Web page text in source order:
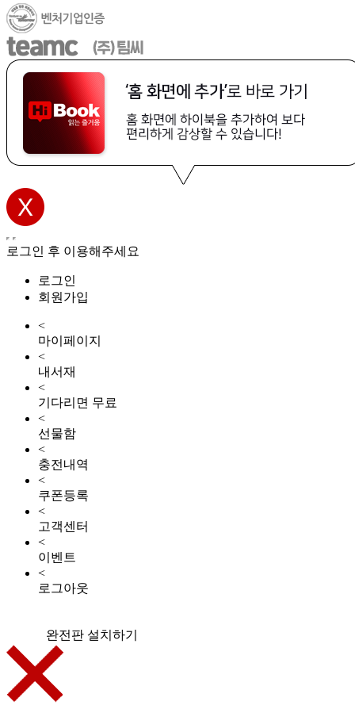
로그인 후 이용해주세요
로그인
회원가입
<
마이페이지
<
내서재
<
기다리면 무료
<
선물함
<
충전내역
<
쿠폰등록
<
고객센터
<
이벤트
<
로그아웃
완전판 설치하기